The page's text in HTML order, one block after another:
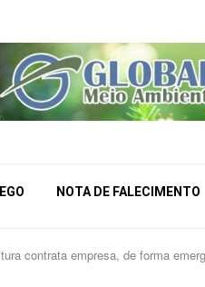
NOTA DE FALECIMENTO
contrata empresa, de forma